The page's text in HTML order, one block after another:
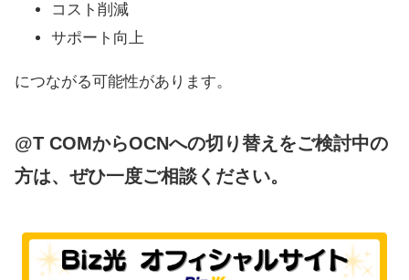
コスト削減
サポート向上
につながる可能性があります。
@T COMからOCNへの切り替えをご検討中の
方は、ぜひ一度ご相談ください。